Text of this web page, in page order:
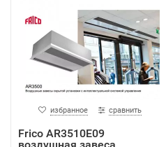
избранное сравнить
Frico AR3510E09